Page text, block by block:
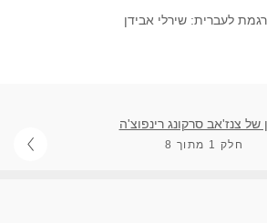
לעברית: שירלי אבידן
של צנז'אב סרקונג רינפוצ'ה
חלק 1 מתוך 8